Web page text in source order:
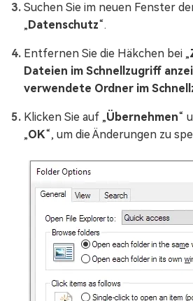
Suchen Sie im neuen Fenster
„Datenschutz“.
Entfernen Sie die Häkchen bei „
Dateien im Schnellzugriff
verwendete Ordner im
Klicken Sie auf „Übernehmen“
„OK“, um die Änderungen zu